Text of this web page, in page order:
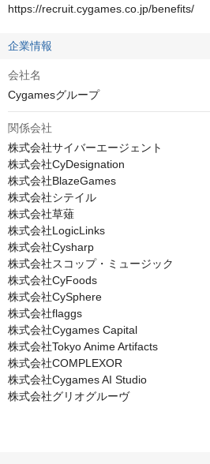
https://recruit.cygames.co.jp/benefits/
企業情報
会社名
Cygamesグループ
関係会社
株式会社サイバーエージェント
株式会社CyDesignation
株式会社BlazeGames
株式会社シテイル
株式会社草薙
株式会社LogicLinks
株式会社Cysharp
株式会社スコップ・ミュージック
株式会社CyFoods
株式会社CySphere
株式会社flaggs
株式会社Cygames Capital
株式会社Tokyo Anime Artifacts
株式会社COMPLEXOR
株式会社Cygames AI Studio
株式会社グリオグルーヴ